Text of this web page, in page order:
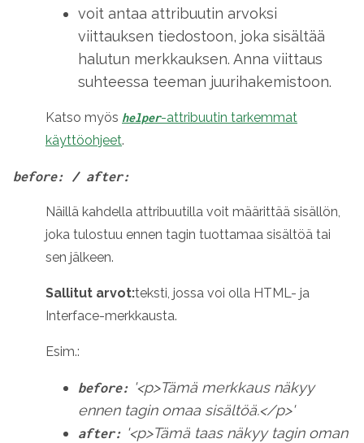
voit antaa attribuutin arvoksi
viittauksen tiedostoon, joka sisältää
halutun merkkauksen. Anna viittaus
suhteessa teeman juurihakemistoon.
Katso myös helper-attribuutin tarkemmat
käyttöohjeet.
before: / after:
Näillä kahdella attribuutilla voit määrittää sisällön,
joka tulostuu ennen tagin tuottamaa sisältöä tai
sen jälkeen.
Sallitut arvot:teksti, jossa voi olla HTML- ja
Interface-merkkausta.
Esim.:
before: '<p>Tämä merkkaus näkyy
ennen tagin omaa sisältöä.</p>'
after: '<p>Tämä taas näkyy tagin oman